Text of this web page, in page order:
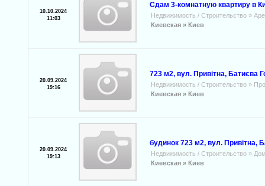
10.10.2024
11:03
Сдам 3-комнатную квартиру в
Недвижимость / Строительство »
Киевская » Киев
20.09.2024
19:16
723 м2, вул. Привітна, Батиєва
Недвижимость / Строительство »
Киевская » Киев
20.09.2024
19:13
будинок 723 м2, вул. Привітна,
Недвижимость / Строительство »
Киевская » Киев